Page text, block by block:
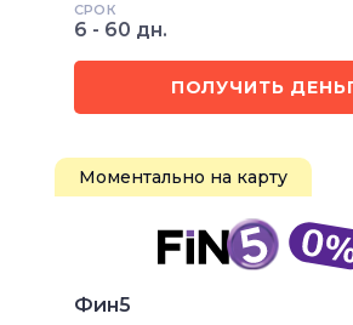
СРОК
6 - 60 дн.
ПОЛУЧИТЬ
Моментально на карту
Фин5